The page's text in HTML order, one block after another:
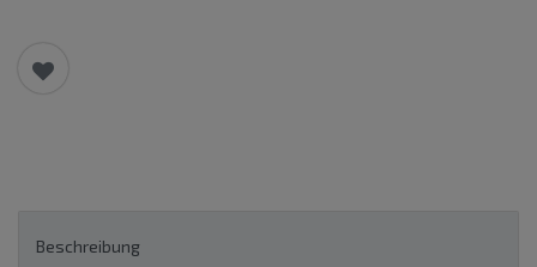
Beschreibung